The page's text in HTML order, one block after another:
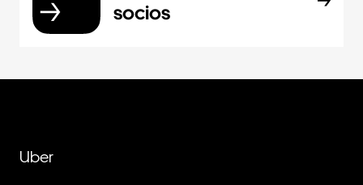
socios
Uber